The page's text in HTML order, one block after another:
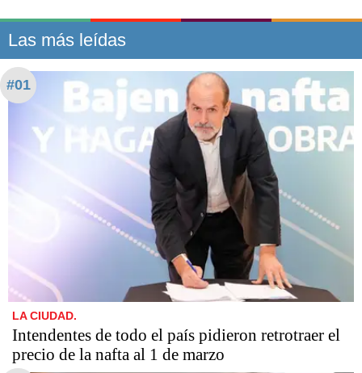
Las más leídas
#01
LA CIUDAD.
Intendentes de todo el país pidieron retrotraer el
precio de la nafta al 1 de marzo